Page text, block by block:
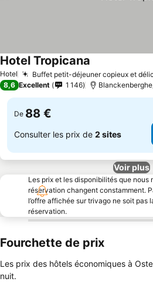
Hotel Buffet petit-déjeuner copieux et
Hotel Tropicana
8,6 Excellent 1 146
De 88 €
Consulter les prix de 2 sites
Voir plus
Les prix et les disponibilités que nous
réservation changent constamment.
l’offre affichée sur trivago ne soit pas
réservation.
Fourchette de prix
Les prix des hôtels économiques à
nuit.